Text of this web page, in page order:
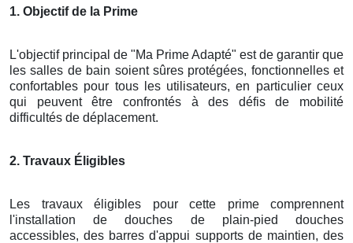
1. Objectif de la Prime
L'objectif principal de "Ma Prime Adapté" est de garantir que
les salles de bain soient sûres protégées, fonctionnelles et
confortables pour tous les utilisateurs, en particulier ceux
qui peuvent être confrontés à des défis de mobilité
difficultés de déplacement.
2. Travaux Éligibles
Les travaux éligibles pour cette prime comprennent
l'installation de douches de plain-pied douches
accessibles, des barres d'appui supports de maintien, des